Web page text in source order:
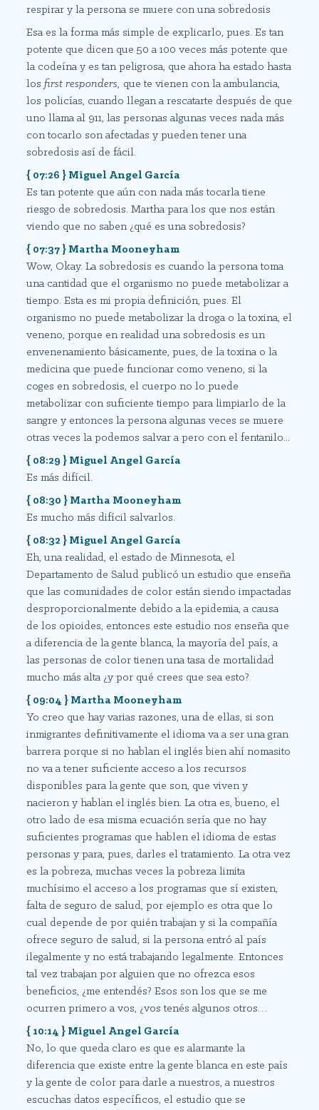
respirar y la persona se muere con una sobredosis
Esa es la forma más simple de explicarlo, pues. Es tan
potente que dicen que 50 a 100 veces más potente que
la codeína y es tan peligrosa, que ahora ha estado hasta
losfirst responders, que te vienen con la ambulancia,
los policías, cuando llegan a rescatarte después de que
uno llama al 911, las personas algunas veces nada más
con tocarlo son afectadas y pueden tener una
sobredosis así de fácil.
{ 07:26 } Miguel Angel García
Es tan potente que aún con nada más tocarla tiene
riesgo de sobredosis. Martha para los que nos están
viendo que no saben ¿qué es una sobredosis?
{ 07:37 } Martha Mooneyham
Wow, Okay. La sobredosis es cuando la persona toma
una cantidad que el organismo no puede metabolizar a
tiempo. Esta es mi propia definición, pues. El
organismo no puede metabolizar la droga o la toxina, el
veneno, porque en realidad una sobredosis es un
envenenamiento básicamente, pues, de la toxina o la
medicina que puede funcionar como veneno, si la
coges en sobredosis, el cuerpo no lo puede
metabolizar con suficiente tiempo para limpiarlo de la
sangre y entonces la persona algunas veces se muere
otras veces la podemos salvar a pero con el fentanilo...
{ 08:29 } Miguel Angel García
Es más difícil.
{ 08:30 } Martha Mooneyham
Es mucho más difícil salvarlos.
{ 08:32 } Miguel Angel García
Eh, una realidad, el estado de Minnesota, el
Departamento de Salud publicó un estudio que enseña
que las comunidades de color están siendo impactadas
desproporcionalmente debido a la epidemia, a causa
de los opioides, entonces este estudio nos enseña que
a diferencia de la gente blanca, la mayoría del país, a
las personas de color tienen una tasa de mortalidad
mucho más alta ¿y por qué crees que sea esto?
{ 09:04 } Martha Mooneyham
Yo creo que hay varias razones, una de ellas, si son
inmigrantes definitivamente el idioma va a ser una gran
barrera porque si no hablan el inglés bien ahí nomasito
no va a tener suficiente acceso a los recursos
disponibles para la gente que son, que viven y
nacieron y hablan el inglés bien. La otra es, bueno, el
otro lado de esa misma ecuación sería que no hay
suficientes programas que hablen el idioma de estas
personas y para, pues, darles el tratamiento. La otra vez
es la pobreza, muchas veces la pobreza limita
muchísimo el acceso a los programas que sí existen,
falta de seguro de salud, por ejemplo es otra que lo
cual depende de por quién trabajan y si la compañía
ofrece seguro de salud, si la persona entró al país
ilegalmente y no está trabajando legalmente. Entonces
tal vez trabajan por alguien que no ofrezca esos
beneficios, ¿me entendés? Esos son los que se me
ocurren primero a vos, ¿vos tenés algunos otros…
{ 10:14 } Miguel Angel García
No, lo que queda claro es que es alarmante la
diferencia que existe entre la gente blanca en este país
y la gente de color para darle a nuestros, a nuestros
escuchas datos específicos, el estudio que se